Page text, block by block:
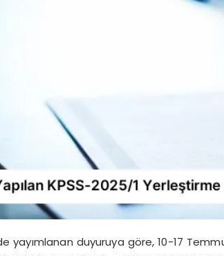
yayımlanan duyuruya göre, 10-17